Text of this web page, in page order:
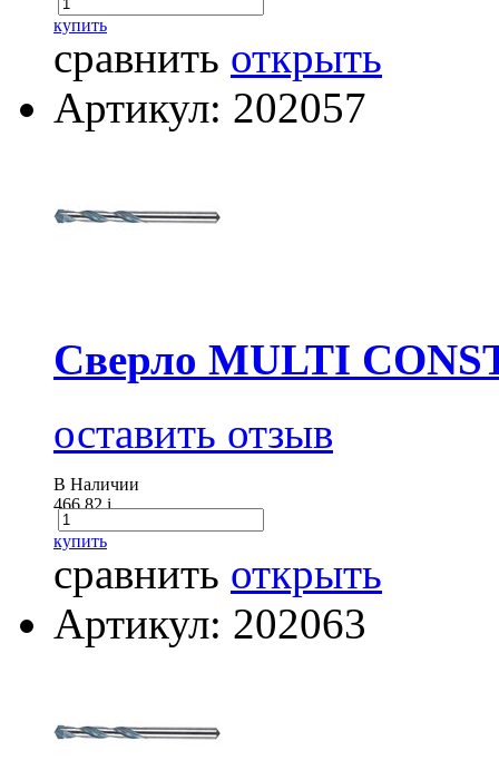
купить
сравнить открыть
Артикул: 202057
Сверло MULTI
оставить отзыв
В Наличии
466.82i
купить
сравнить открыть
Артикул: 202063